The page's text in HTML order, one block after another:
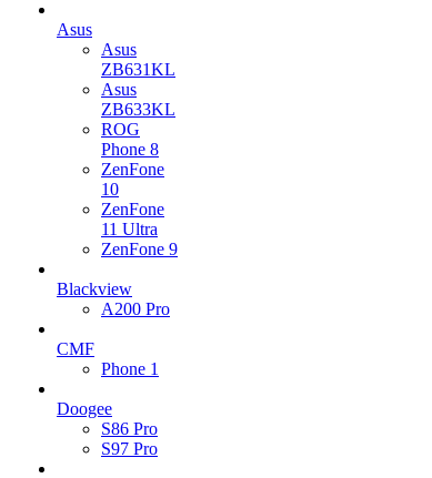
Asus
Asus
ZB631KL
Asus
ZB633KL
ROG
Phone 8
ZenFone
10
ZenFone
11 Ultra
ZenFone 9
Blackview
A200 Pro
CMF
Phone 1
Doogee
S86 Pro
S97 Pro